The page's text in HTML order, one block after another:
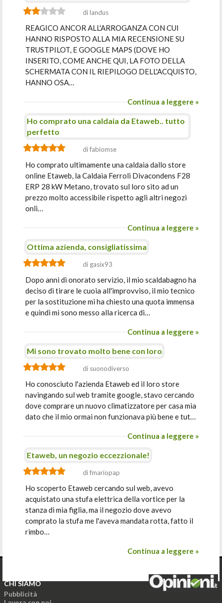
di landus
REAGICO ANCOR ALL'ARROGANZA CON CUI
HANNO RISPOSTO ALLA MIA RECENSIONE SU
TRUSTPILOT, E GOOGLE MAPS (DOVE HO
INSERITO, COME ANCHE QUI, LA FOTO DELLA
SCHERMATA CON IL RIEPILOGO DELL'ACQUISTO,
HANNO OSA…
Continua a leggere »
Ho comprato una caldaia da Etaweb.. tutto
perfetto
di fabiomse
Ho comprato ultimamente una caldaia dallo store
online Etaweb, la Caldaia Ferroli Divacondens F28
ERP 28 kW Metano, trovato sul loro sito ad un
prezzo molto accessibile rispetto agli altri negozi
onli…
Continua a leggere »
Ottima azienda, consigliatissima
di gasix93
Dopo anni di onorato servizio, il mio scaldabagno ha
deciso di tirare le cuoia all'improvviso, il mio tecnico
per la sostituzione mi ha chiesto una quota immensa
e quindi mi sono messo alla ricerca di…
Continua a leggere »
Mi sono trovato molto bene con loro
di suonodiverso
Ho conosciuto l'azienda Etaweb ed il loro store
navingando sul web tramite google, stavo cercando
dove comprare un nuovo climatizzatore per casa mia
dato che il mio ormai non funzionava più bene e tut…
Continua a leggere »
Etaweb, un negozio eccezzionale!
di fmariopap
Ho scoperto Etaweb cercando sul web, avevo
acquistato una stufa elettrica della vortice per la
stanza di mia figlia, ma il negozio dove avevo
comprato la stufa me l'aveva mandata rotta, fatto il
rimbo…
Continua a leggere »
CHI SIAMO
Pubblicità